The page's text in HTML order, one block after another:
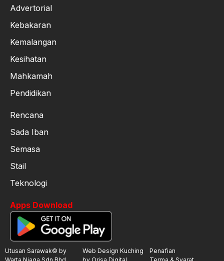
Advertorial
Kebakaran
Kemalangan
Kesihatan
Mahkamah
Pendidikan
Rencana
Sada Iban
Semasa
Stail
Teknologi
Apps Download
Utusan Sarawak© by
Web Design Kuching
Penafian